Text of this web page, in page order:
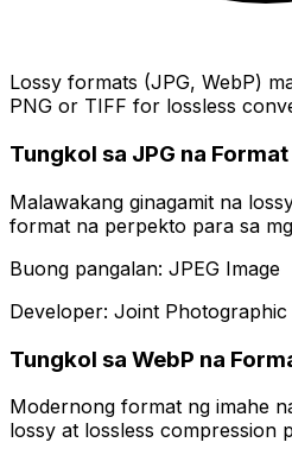
Lossy formats (JPG, WebP)
PNG or TIFF for lossless
Tungkol sa JPG na Format
Malawakang ginagamit na
format na perpekto para sa
Buong pangalan: JPEG Image
Developer: Joint
Tungkol sa WebP na
Modernong format ng imahe
lossy at lossless compression